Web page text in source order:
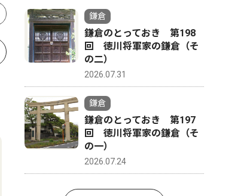
鎌倉
鎌倉のとっておき 第198
回 徳川将軍家の鎌倉（そ
の二）
2026.07.31
鎌倉
鎌倉のとっておき 第197
回 徳川将軍家の鎌倉（そ
の一）
2026.07.24